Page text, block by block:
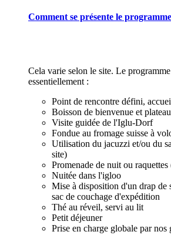
Comment se présente le
Cela varie selon le site. Le
essentiellement :
Point de rencontre défini,
Boisson de bienvenue et
Visite guidée de l'Iglu-Dorf
Fondue au fromage suisse à
Utilisation du jacuzzi et/ou du
site)
Promenade de nuit ou
Nuitée dans l'igloo
Mise à disposition d'un drap de
sac de couchage d'expédition
Thé au réveil, servi au lit
Petit déjeuner
Prise en charge globale par nos